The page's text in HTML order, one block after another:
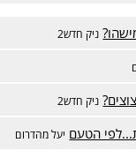
ניק חדש2
ניק חדש2
הטעם יעל מהדרום